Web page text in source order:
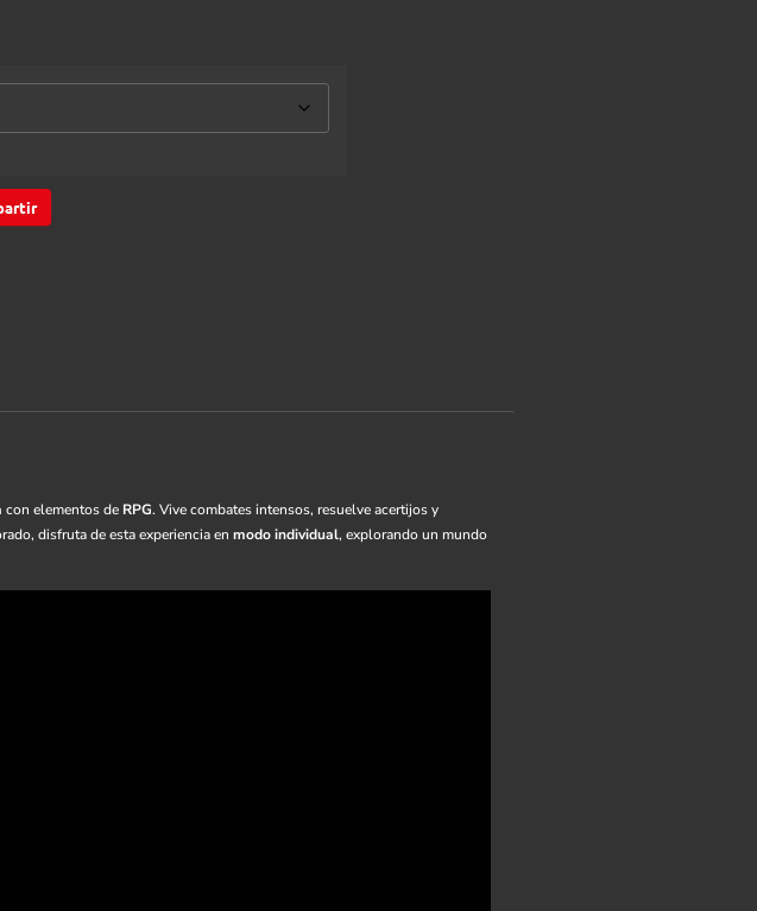
con elementos de RPG. Vive combates intensos, resuelve acertijos y
disfruta de esta experiencia en modo individual, explorando un mundo